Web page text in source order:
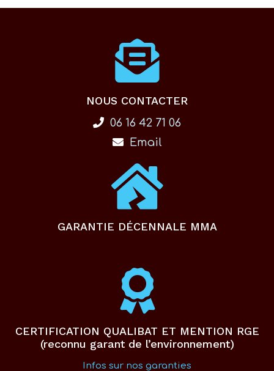
NOUS CONTACTER
06 16 42 71 06
Email
GARANTIE DÉCENNALE MMA
CERTIFICATION QUALIBAT ET MENTION RGE
(reconnu garant de l’environnement)
Infos sur nos garanties